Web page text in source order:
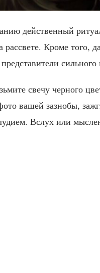
действенный
Кроме того,
сильного
свечу черного
вашей зазнобы,
Вслух или